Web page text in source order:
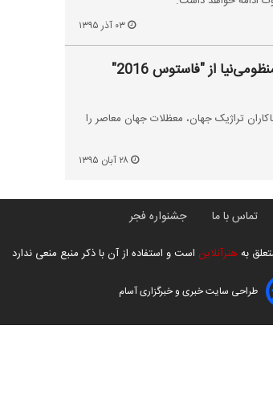
۰۳ آذر ۱۳۹۵
بزرگ‌ترین خطاکاران تاریخ بر صحنه / فرشاد منظومی‌نیا از "فاستوس 2016"
نگاه بزرگترین خطاکاران تراژیک جهان، معظلات جهان معاصر را
تماس با ما جشنواره فجر
به هنرآنلاین است و استفاده از آن با ذکر منبع منعی ندارد
طراحی سایت خبری و خبرگزاری آسام